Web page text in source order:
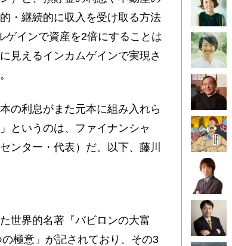
・継続的に収入を受け取る方法
ゲインで資産を2倍にすることは
見えるインカムゲインで実現さ
の利息がまた元本に組み入れら
というのは、ファイナンシャ
ンター・代表）だ。以下、藤川
世界的名著『バビロンの大富
極意」が記されており、その3